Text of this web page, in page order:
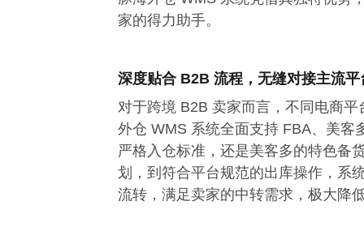
家的得力助手。
深度贴合 B2B 流程，无缝对接主流平
对于跨境 B2B 卖家而言，不同电商
外仓 WMS 系统全面支持 FBA、美客
严格入仓标准，还是美客多的特色备
划，到符合平台规范的出库操作，系
流转，满足卖家的中转需求，极大降